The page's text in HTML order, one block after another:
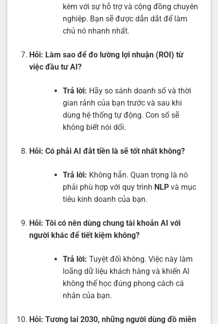
kèm với sự hỗ trợ và cộng đồng chuyên
nghiệp. Bạn sẽ được dẫn dắt để làm
chủ nó nhanh nhất.
Hỏi: Làm sao để đo lường lợi nhuận (ROI) từ
việc đầu tư AI?
Trả lời: Hãy so sánh doanh số và thời
gian rảnh của bạn trước và sau khi
dùng hệ thống tự động. Con số sẽ
không biết nói dối.
Hỏi: Có phải AI đắt tiền là sẽ tốt nhất không?
Trả lời: Không hẳn. Quan trọng là nó
phải phù hợp với quy trình NLPvà mục
tiêu kinh doanh của bạn.
Hỏi: Tôi có nên dùng chung tài khoản AI với
người khác để tiết kiệm không?
Trả lời: Tuyệt đối không. Việc này làm
loãng dữ liệu khách hàng và khiến AI
không thể học đúng phong cách cá
nhân của bạn.
Hỏi: Tương lai 2030, những người dùng đồ miễn